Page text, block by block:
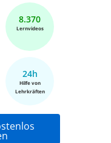
8.370
Lernvideos
24h
Hilfe von
Lehrkräften